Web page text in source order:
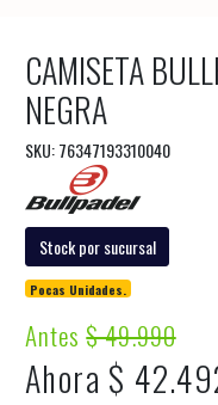
CAMISETA
NEGRA
SKU: 76347193310040
Stock por sucursal
Pocas Unidades.
Antes$ 49.990
Ahora $